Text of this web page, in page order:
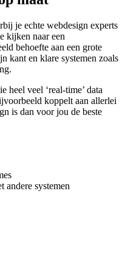
je echte webdesign experts
kijken naar een
behoefte aan een grote
kant en klare systemen zoals
heel veel ‘real-time’ data
koppelt aan allerlei
is dan voor jou de beste
andere systemen